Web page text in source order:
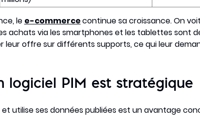
le e-commercecontinue sa croissance. On
achats via les smartphones et les tablettes sont
leur offre sur différents supports, ce qui leur
logiciel PIM est stratégique
utilise ses données publiées est un avantage